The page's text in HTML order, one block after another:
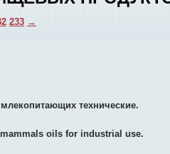
233 →
технические.
oils for industrial use.